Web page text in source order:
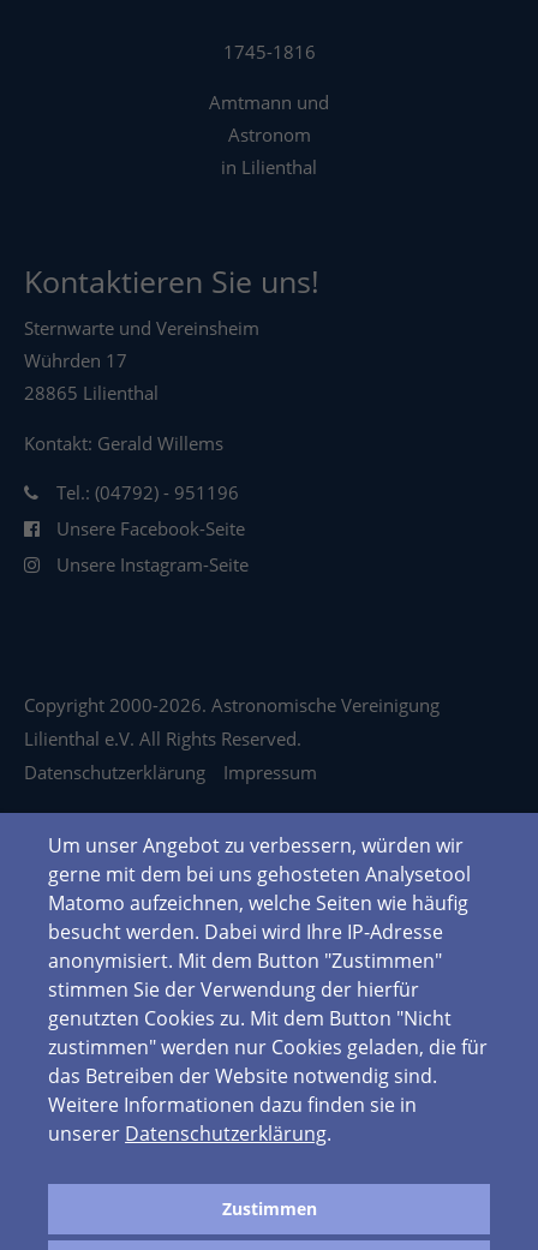
1745-1816
Amtmann und
Astronom
in Lilienthal
Kontaktieren Sie uns!
Sternwarte und Vereinsheim
Wührden 17
28865 Lilienthal
Kontakt: Gerald Willems
Tel.: (04792) - 951196
Unsere Facebook-Seite
Unsere Instagram-Seite
Copyright 2000-2026. Astronomische Vereinigung
Lilienthal e.V. All Rights Reserved.
Datenschutzerklärung
Impressum
Um unser Angebot zu verbessern, würden wir
gerne mit dem bei uns gehosteten Analysetool
Matomo aufzeichnen, welche Seiten wie häufig
besucht werden. Dabei wird Ihre IP-Adresse
anonymisiert. Mit dem Button "Zustimmen"
stimmen Sie der Verwendung der hierfür
genutzten Cookies zu. Mit dem Button "Nicht
zustimmen" werden nur Cookies geladen, die für
das Betreiben der Website notwendig sind.
Weitere Informationen dazu finden sie in
unserer Datenschutzerklärung.
Zustimmen